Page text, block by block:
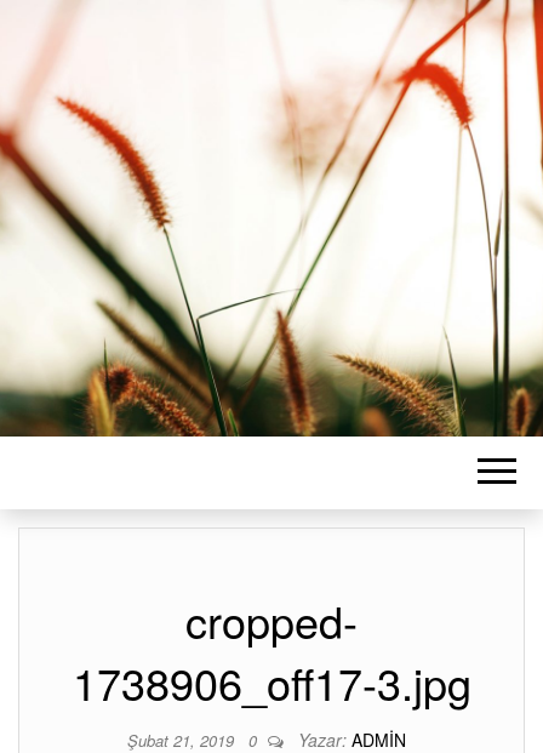
cropped-
1738906_off17-3.jpg
Şubat 21, 2019 0 Yazar: ADMIN